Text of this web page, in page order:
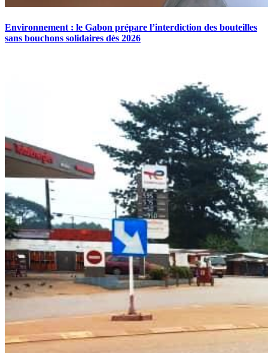
Environnement : le Gabon prépare l’interdiction des bouteilles
sans bouchons solidaires dès 2026